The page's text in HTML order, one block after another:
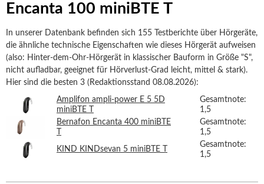
Encanta 100 miniBTE T
In unserer Datenbank befinden sich 155 Testberichte über Hörgeräte,
die ähnliche technische Eigenschaften wie dieses Hörgerät aufweisen
(also: Hinter-dem-Ohr-Hörgerät in klassischer Bauform in Größe "S",
nicht aufladbar, geeignet für Hörverlust-Grad leicht, mittel & stark).
Hier sind die besten 3 (Redaktionsstand 08.08.2026):
Amplifon ampli-power E 5 5D
miniBTE T
Gesamtnote:
1,5
Bernafon Encanta 400 miniBTE
Gesamtnote:
1,5
KIND KINDsevan 5 miniBTE T
Gesamtnote:
1,5